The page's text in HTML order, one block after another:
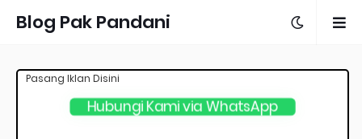
Blog Pak Pandani
Hubungi Kami via WhatsApp
Pasang Iklan Disini